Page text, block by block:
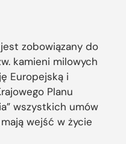
zobowiązany do
kamieni milowych
Europejską i
Planu
wszystkich umów
wejść w życie